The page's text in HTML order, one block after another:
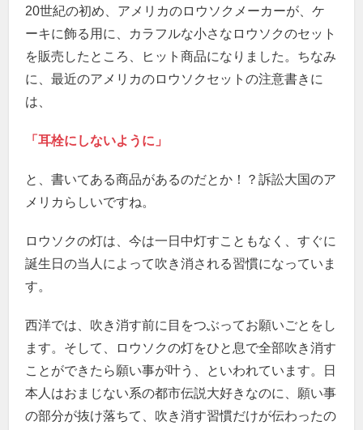
20世紀の初め、アメリカのロウソクメーカーが、ケ
ーキに飾る用に、カラフルな小さなロウソクのセット
を販売したところ、ヒット商品になりました。ちなみ
に、最近のアメリカのロウソクセットの注意書きに
は、
「耳栓にしないように」
と、書いてある商品があるのだとか！？訴訟大国のア
メリカらしいですね。
ロウソクの灯は、今は一日中灯すこともなく、すぐに
誕生日の当人によって吹き消される習慣になっていま
す。
西洋では、吹き消す前に目をつぶってお願いごとをし
ます。そして、ロウソクの灯をひと息で全部吹き消す
ことができたら願い事が叶う、といわれています。日
本人はおまじない系の都市伝説大好きなのに、願い事
の部分が抜け落ちて、吹き消す習慣だけが伝わったの